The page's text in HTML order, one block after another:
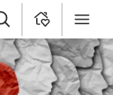
MyHomeMenu